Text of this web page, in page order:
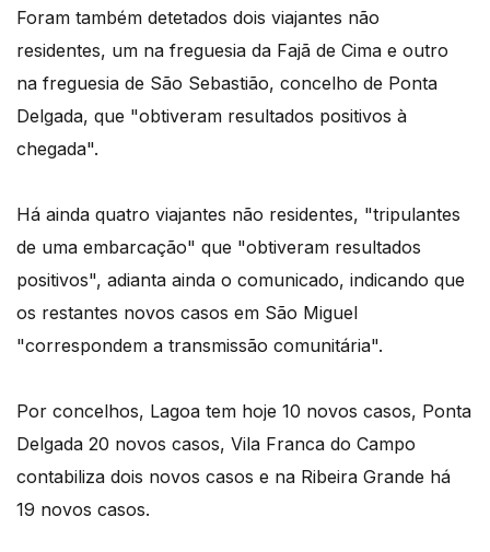
Foram também detetados dois viajantes não
residentes, um na freguesia da Fajã de Cima e outro
na freguesia de São Sebastião, concelho de Ponta
Delgada, que "obtiveram resultados positivos à
chegada".
Há ainda quatro viajantes não residentes, "tripulantes
de uma embarcação" que "obtiveram resultados
positivos", adianta ainda o comunicado, indicando que
os restantes novos casos em São Miguel
"correspondem a transmissão comunitária".
Por concelhos, Lagoa tem hoje 10 novos casos, Ponta
Delgada 20 novos casos, Vila Franca do Campo
contabiliza dois novos casos e na Ribeira Grande há
19 novos casos.